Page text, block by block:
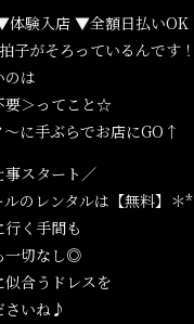
験入店 ▼全額日払いOK
子がそろっているんです！
のは
要＞ってこと☆
～に手ぶらでお店にGO↑
スタート／
ルのレンタルは【無料】＊*
く手間も
一切なし◎
似合うドレスを
さいね♪